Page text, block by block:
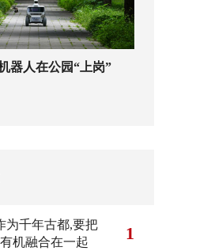
器人在公园“上岗”
为千年古都,要把
机融合在一起
1